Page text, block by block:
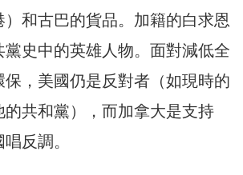
）和古巴的貨品。加籍的白求恩
史中的英雄人物。面對減低全
，美國仍是反對者（如現時的
共和黨），而加拿大是支持
反調。